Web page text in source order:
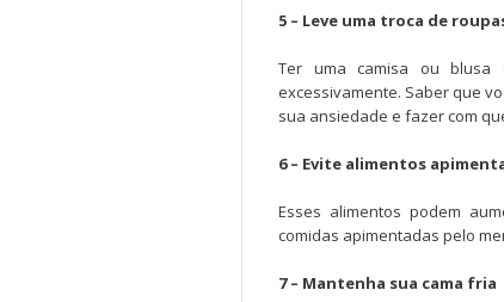
5 – Leve uma troca de
Ter uma camisa ou
excessivamente. Saber que
sua ansiedade e fazer com
6 – Evite alimentos
Esses alimentos podem
comidas apimentadas pelo
7 – Mantenha sua cama fria